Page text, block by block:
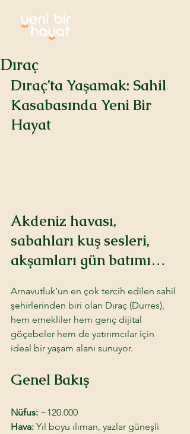
Dıraç
Dıraç’ta Yaşamak: Sahil
Kasabasında Yeni Bir
Hayat
Akdeniz havası,
sabahları kuş sesleri,
akşamları gün batımı…
Arnavutluk’un en çok tercih edilen sahil
şehirlerinden biri olan Dıraç (Durres),
hem emekliler hem genç dijital
göçebeler hem de yatırımcılar için
ideal bir yaşam alanı sunuyor.
Genel Bakış
Nüfus: ~120.000
Hava: Yıl boyu ılıman, yazlar güneşli